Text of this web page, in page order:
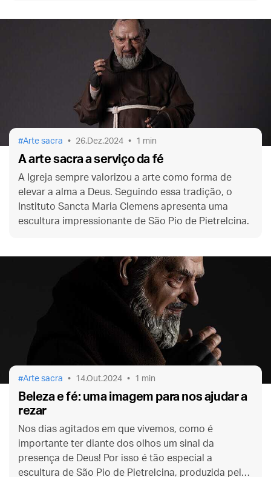
Arte sacra 26.Dez.2024 1 min
A arte sacra a serviço da fé
A Igreja sempre valorizou a arte como forma de
elevar a alma a Deus. Seguindo essa tradição, o
Instituto Sancta Maria Clemens apresenta uma
escultura impressionante de São Pio de Pietrelcina.
Arte sacra 14.Out.2024 1 min
Beleza e fé: uma imagem para nos ajudar a
rezar
Nos dias agitados em que vivemos, como é
importante ter diante dos olhos um sinal da
presença de Deus! Por isso é tão especial a
escultura de São Pio de Pietrelcina, produzida pelo